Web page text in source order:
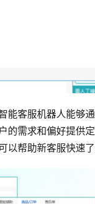
能客服机器人能够
的需求和偏好提供
以帮助新客服快速